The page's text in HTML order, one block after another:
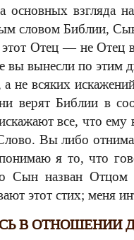
основных взгляда
словом Библии,
Отец — не Отец
вынесли по этим
не всяких
верят Библии в
все, что ему
Вы либо
я то, что
Сын назван
этот стих; меня
В ОТНОШЕНИИ